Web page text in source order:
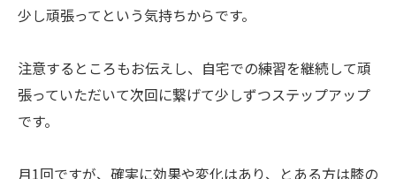
少し頑張ってという気持ちからです。
注意するところもお伝えし、自宅での練習を継続して頑
張っていただいて次回に繋げて少しずつステップアップ
です。
月1回ですが、確実に効果や変化はあり、とある方は膝の